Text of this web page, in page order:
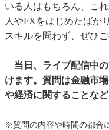
いる人はもちろん、
こ
人やFXをはじめたばかり
スキルを問わず、 ぜひ
当日、ライブ配信中
けます。質問は金融市
や経済に関することな
※質問の内容や時間の都合